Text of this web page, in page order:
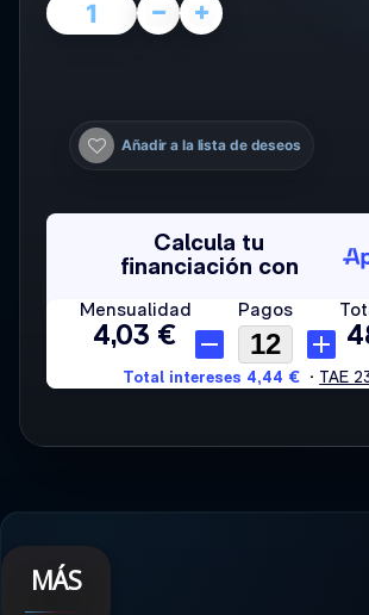
Añadir a la lista de deseos
MÁS